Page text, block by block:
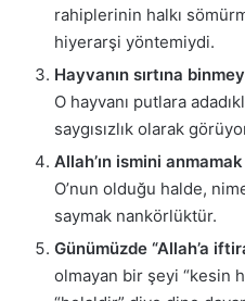
rahiplerinin halkı
hiyerarşi yöntemiydi.
Hayvanın sırtına
O hayvanı putlara
saygısızlık olarak
Allah’ın ismini
O’nun olduğu halde,
saymak nankörlüktür.
Günümüzde “Allah’a
olmayan bir şeyi “kesin